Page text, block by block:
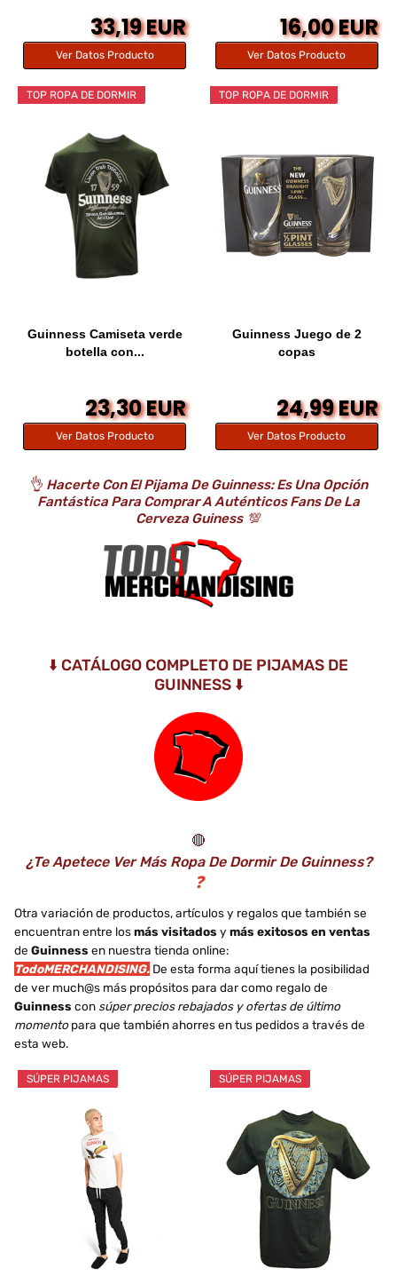
33,19 EUR
Ver Datos Producto
16,00 EUR
Ver Datos Producto
TOP ROPA DE DORMIR
Guinness Camiseta verde
botella con...
23,30 EUR
Ver Datos Producto
TOP ROPA DE DORMIR
Guinness Juego de 2
copas
24,99 EUR
Ver Datos Producto
👌 Hacerte Con El Pijama De Guinness: Es Una Opción
Fantástica Para Comprar A Auténticos Fans De La
Cerveza Guiness 💯
⬇️ CATÁLOGO COMPLETO DE PIJAMAS DE
GUINNESS ⬇️
🔴
¿Te Apetece Ver Más Ropa De Dormir De Guinness?
❓
Otra variación de productos, artículos y regalos que también se
encuentran entre losmás visitados y más exitosos en ventas
de Guinness en nuestra tienda online:
TodoMERCHANDISING. De esta forma aquí tienes la posibilidad
de ver much@s más propósitos para dar como regalo de
Guinness con súper precios rebajados y ofertas de último
momentopara que también ahorres en tus pedidos a través de
esta web.
SÚPER PIJAMAS SÚPER PIJAMAS